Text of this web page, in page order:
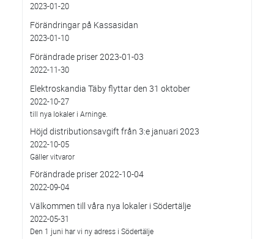
2023-01-20
Förändringar på Kassasidan
2023-01-10
Förändrade priser 2023-01-03
2022-11-30
Elektroskandia Täby flyttar den 31 oktober
2022-10-27
till nya lokaler i Arninge.
Höjd distributionsavgift från 3:e januari 2023
2022-10-05
Gäller vitvaror
Förändrade priser 2022-10-04
2022-09-04
Välkommen till våra nya lokaler i Södertälje
2022-05-31
Den 1 juni har vi ny adress i Södertälje